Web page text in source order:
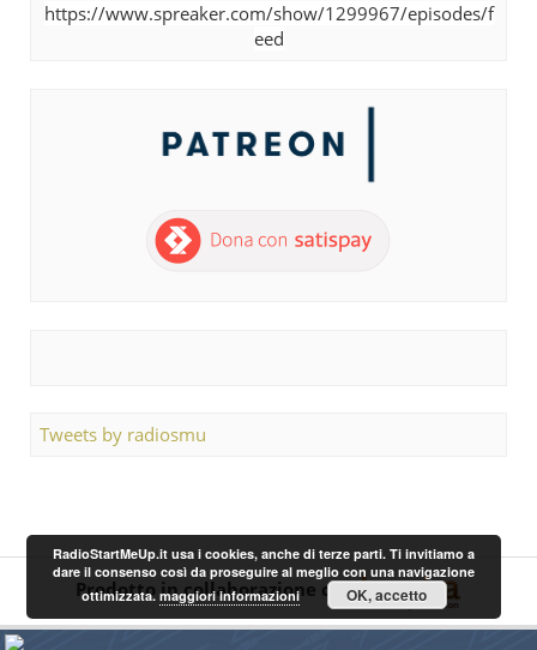
https://www.spreaker.com/show/1299967/episodes/f
eed
Tweets by radiosmu
Prodotto in collaborazione con
RadioStartMeUp.it usa i cookies, anche di terze parti. Ti invitiamo a
dare il consenso così da proseguire al meglio con una navigazione
ottimizzata. maggiori informazioni OK, accetto